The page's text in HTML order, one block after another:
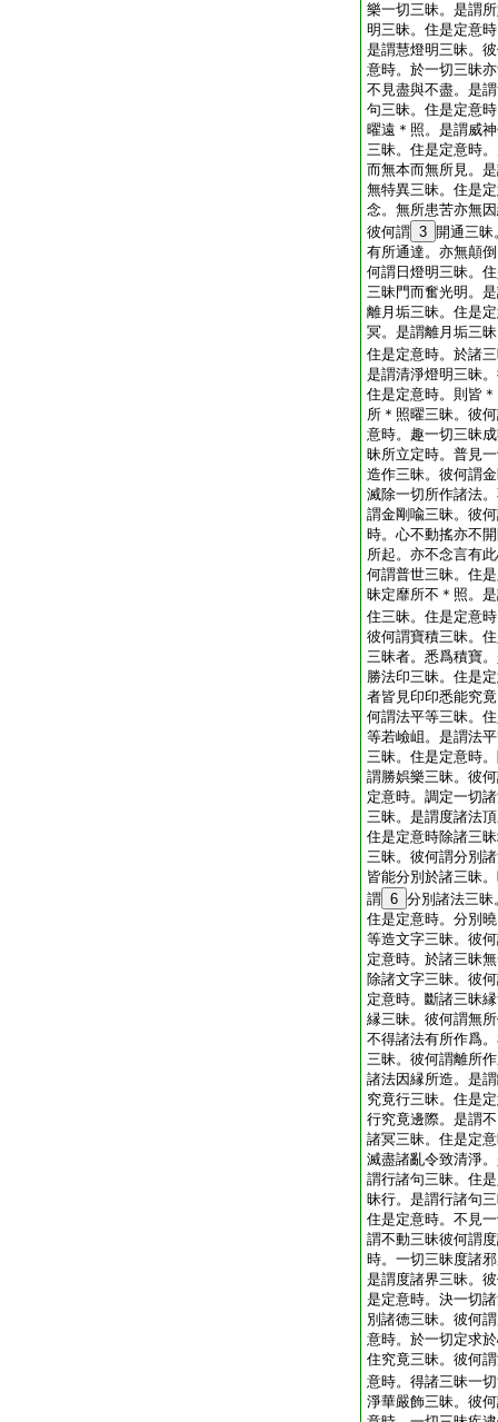
樂一切三昧。是謂
明三昧。住是定意
是謂慧燈明三昧。
意時。於一切三昧
不見盡與不盡。是
句三昧。住是定意
曜遠＊照。是謂威
三昧。住是定意時
而無本而無所見。
無特異三昧。住是
念。無所患苦亦無
彼何謂 3 開通三
有所通達。亦無顛
何謂日燈明三昧。
三昧門而奮光明。
離月垢三昧。住是
冥。是謂離月垢三
住是定意時。於諸
是謂清淨燈明三昧
住是定意時。則皆
所＊照曜三昧。彼
意時。趣一切三昧
昧所立定時。普見
造作三昧。彼何謂
滅除一切所作諸法
謂金剛喩三昧。彼
時。心不動搖亦不
所起。亦不念言有
何謂普世三昧。住
昧定靡所不＊照。
住三昧。住是定意
彼何謂寶積三昧。
三昧者。悉爲積寶
勝法印三昧。住是
者皆見印印悉能究
何謂法平等三昧。
等若嶮岨。是謂法
三昧。住是定意時
謂勝娯樂三昧。彼
定意時。調定一切
三昧。是謂度諸法
住是定意時除諸三
三昧。彼何謂分別
皆能分別於諸三昧
謂 6 分別諸法三昧
住是定意時。分別
等造文字三昧。彼
定意時。於諸三昧
除諸文字三昧。彼
定意時。斷諸三昧
縁三昧。彼何謂無
不得諸法有所作爲
三昧。彼何謂離所
諸法因縁所造。是
究竟行三昧。住是
行究竟邊際。是謂
諸冥三昧。住是定
滅盡諸亂令致清淨
謂行諸句三昧。住
昧行。是謂行諸句
住是定意時。不見
謂不動三昧彼何謂
時。一切三昧度諸
是謂度諸界三昧。
是定意時。決一切
別諸徳三昧。彼何
意時。於一切定求
住究竟三昧。彼何
意時。得諸三昧一
淨華嚴飾三昧。彼